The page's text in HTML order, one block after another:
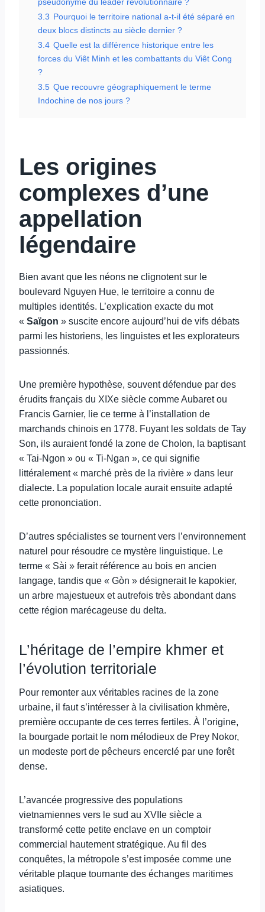
3.3 Pourquoi le territoire national a-t-il été séparé en
deux blocs distincts au siècle dernier ?
3.4 Quelle est la différence historique entre les
forces du Viêt Minh et les combattants du Viêt Cong
?
3.5 Que recouvre géographiquement le terme
Indochine de nos jours ?
Les origines
complexes d’une
appellation
légendaire
Bien avant que les néons ne clignotent sur le
boulevard Nguyen Hue, le territoire a connu de
multiples identités. L’explication exacte du mot
« Saïgon » suscite encore aujourd’hui de vifs débats
parmi les historiens, les linguistes et les explorateurs
passionnés.
Une première hypothèse, souvent défendue par des
érudits français du XIXe siècle comme Aubaret ou
Francis Garnier, lie ce terme à l’installation de
marchands chinois en 1778. Fuyant les soldats de Tay
Son, ils auraient fondé la zone de Cholon, la baptisant
« Tai-Ngon » ou « Ti-Ngan », ce qui signifie
littéralement « marché près de la rivière » dans leur
dialecte. La population locale aurait ensuite adapté
cette prononciation.
D’autres spécialistes se tournent vers l’environnement
naturel pour résoudre ce mystère linguistique. Le
terme « Sài » ferait référence au bois en ancien
langage, tandis que « Gòn » désignerait le kapokier,
un arbre majestueux et autrefois très abondant dans
cette région marécageuse du delta.
L’héritage de l’empire khmer et
l’évolution territoriale
Pour remonter aux véritables racines de la zone
urbaine, il faut s’intéresser à la civilisation khmère,
première occupante de ces terres fertiles. À l’origine,
la bourgade portait le nom mélodieux de Prey Nokor,
un modeste port de pêcheurs encerclé par une forêt
dense.
L’avancée progressive des populations
vietnamiennes vers le sud au XVIIe siècle a
transformé cette petite enclave en un comptoir
commercial hautement stratégique. Au fil des
conquêtes, la métropole s’est imposée comme une
véritable plaque tournante des échanges maritimes
asiatiques.